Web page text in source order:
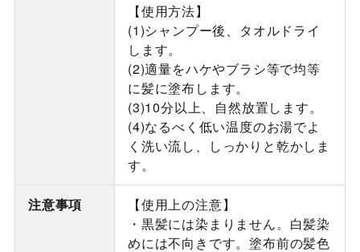
【使用方法】
(1)シャンプー後、タオルドライ
します。
(2)適量をハケやブラシ等で均等
に髪に塗布します。
(3)10分以上、自然放置します。
(4)なるべく低い温度のお湯でよ
く洗い流し、しっかりと乾かしま
す。
注意事項
【使用上の注意】
・黒髪には染まりません。白髪染
めには不向きです。塗布前の髪色